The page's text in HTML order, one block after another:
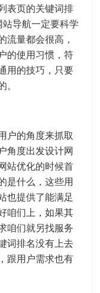
表页的关键词排
导航一定要科学
流量都会很高，
的使用习惯，符
用的技巧，只要
户的角度来抓取
角度出发设计网
站优化的时候首
是什么，这些用
也提供了能满足
咱们上，如果其
咱们就另找服务
词排名没有上去
跟用户需求也有